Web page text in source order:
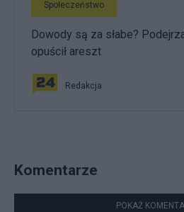
Społeczeństwo
Dowody są za słabe?
opuścił areszt
Redakcja
Komentarze
POKAŻ